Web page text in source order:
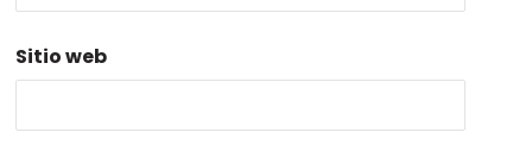
Sitio web